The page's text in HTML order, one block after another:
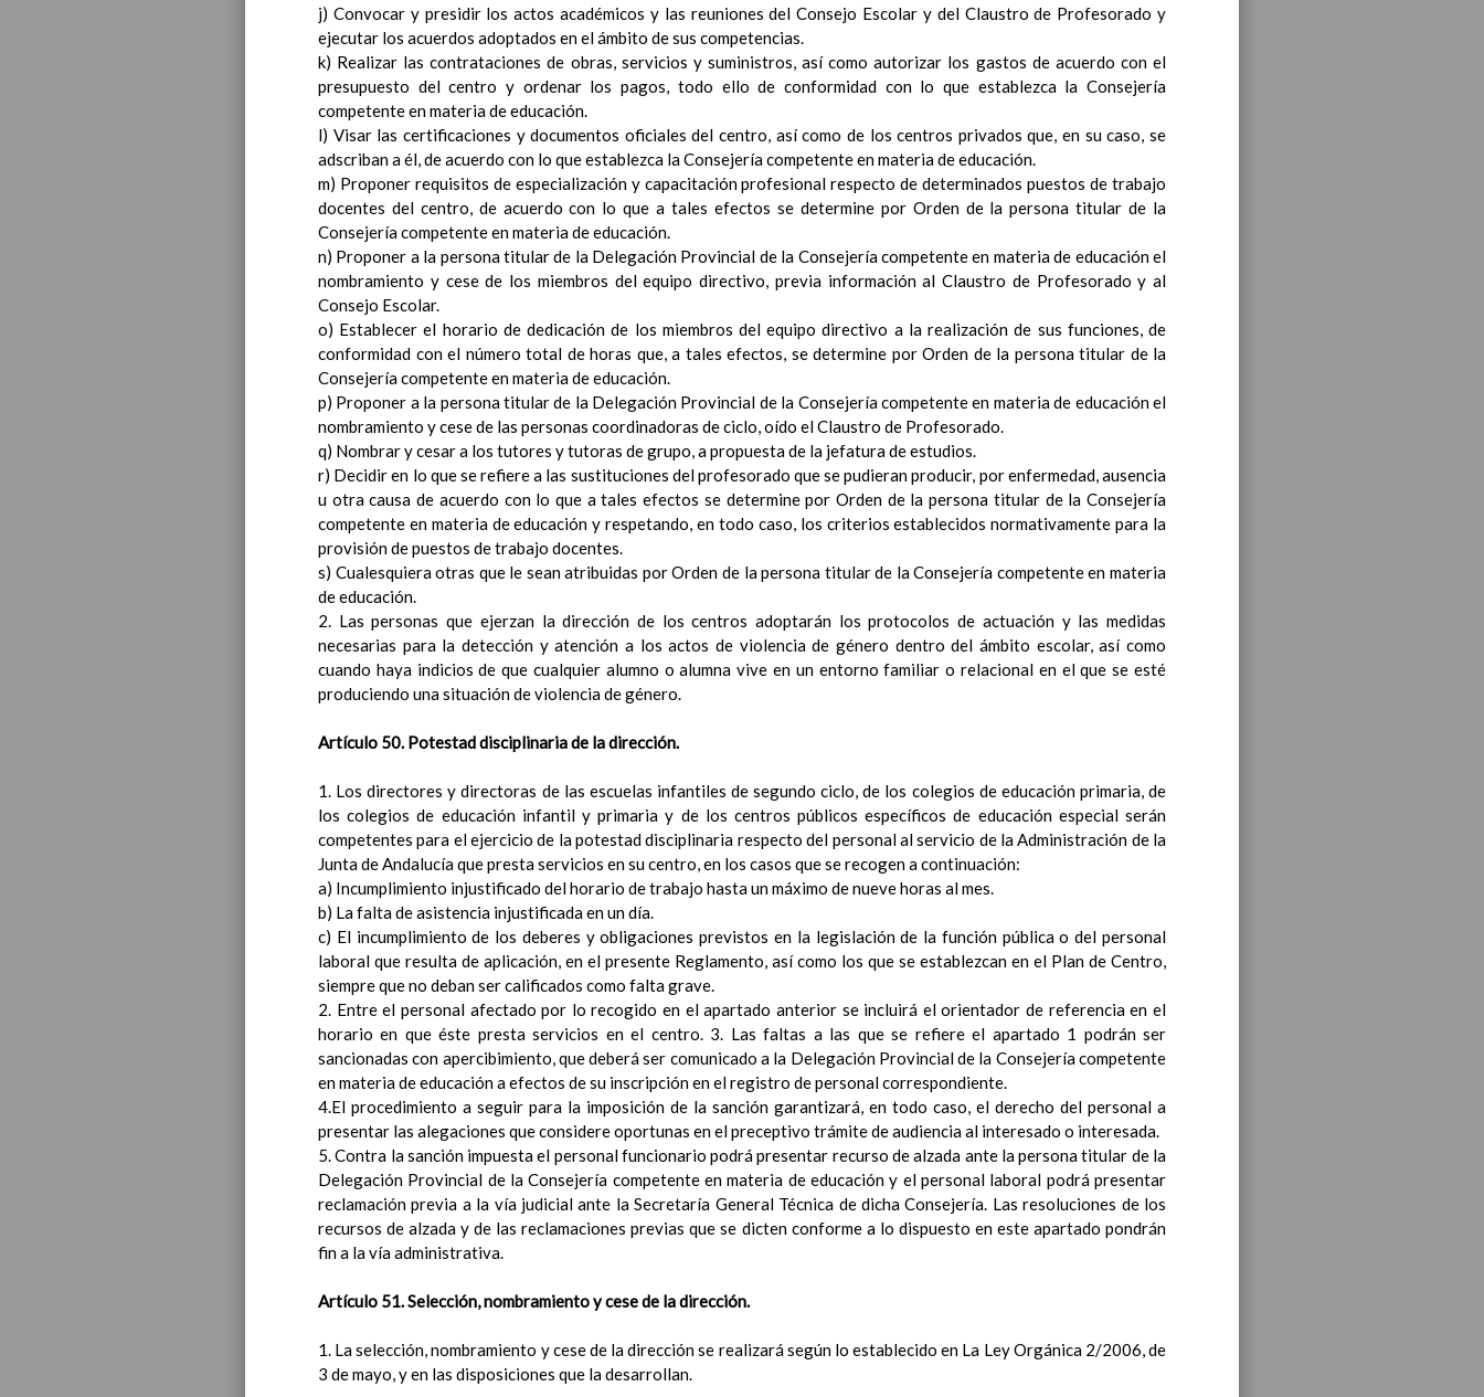
Ãrea de EducaciÃ³n ArtÃ­stica
Objetivos del Ã¡rea
ContribuciÃ³n del Ã¡rea a las competencias clave
ConcreciÃ³n curricular para la etapa. Perfiles de Ã¡rea y de competencias
En
revisiÃ³n
Ãrea de EducaciÃ³n para la CiudadanÃ­a y los Derechos Humanos
Objetivos del Ã¡rea
ContribuciÃ³n del Ã¡rea a las competencias clave
ConcreciÃ³n curricular para la etapa. Perfiles de Ã¡rea y de competencias
En
revisiÃ³n
Ãrea de Cultura y PrÃ¡ctica Digital Elab/10/06/2016
Objetivos del Ã¡rea Elab/10/06/2016
ConcreciÃ³n curricular para la etapa. Perfiles de Ã¡rea y de competencias
En
revisiÃ³n
Ãrea de Valores Sociales y CÃ­vicos
Objetivos del Ã¡rea
ContribuciÃ³n del Ã¡rea a las competencias clave
ConcreciÃ³n curricular para la etapa. Perfiles de Ã¡rea y de competencias
revisiÃ³n
Ãrea de ReligiÃ³n CatÃ³lica
Objetivos del Ã¡rea
ContribuciÃ³n del Ã¡rea a las competencias clave
ConcreciÃ³n curricular para la etapa. Perfiles de Ã¡rea y de competencias
Objetivos del Ã¡rea En revisiÃ³n
ContribuciÃ³n del Ã¡rea a las competencias clave En revisiÃ³n
ConcreciÃ³n curricular para la etapa. Perfiles de Ã¡rea y de competencias
En
revisiÃ³n
MetodologÃ­a
MetodologÃ­a especÃ­fica de cada Ã¡rea a seguir
Lengua Castellana y Literatura
MatemÃ¡ticas
Lengua Extranjera: InglÃ©s
Ciencias de la Naturaleza
Ciencias Sociales
EducaciÃ³n FÃ­sica
EducaciÃ³n ArtÃ­stica
EducaciÃ³n para la CiudadanÃ­a y los Derechos Humanos.
Cultura y PrÃ¡ctica Digital
Valores Sociales y CÃ­vicos
Ãrea de ReligiÃ³n CatÃ³lica
Lengua Extranjera (FrancÃ©s)
En revisiÃ³n
Acuerdos especÃ­ficos referidos a metodologÃ­a en nuestro Centro
Papel de los deberes
Tipos de agrupamientos
Sobre los espacios: aula, salidas, otrosâ€¦
DistribuciÃ³n del tiempo escolar
Ãšltima actualizaciÃ³n C.E. 21/22
Actividades extraescolares y complementarias Ãšltima actualizaciÃ³n 13 / Sep / 2019
Criterios para la elaboraciÃ³n de las Programaciones DidÃ¡cticas y las Propuestas PedagÃ³gicas
Aspectos generales de la evaluaciÃ³n. CarÃ¡cter de la misma
Procedimiento por el que se harÃ¡n pÃºblicos los criterios de evaluaciÃ³n comunes y los propios de
cada Ã¡rea
j) Convocar y presidir los actos académicos y las reuniones del Consejo Escolar y del Claustro de Profesorado y
ejecutar los acuerdos adoptados en el ámbito de sus competencias.
k) Realizar las contrataciones de obras, servicios y suministros, así como autorizar los gastos de acuerdo con el
presupuesto del centro y ordenar los pagos, todo ello de conformidad con lo que establezca la Consejería
competente en materia de educación.
l) Visar las certificaciones y documentos oficiales del centro, así como de los centros privados que, en su caso, se
adscriban a él, de acuerdo con lo que establezca la Consejería competente en materia de educación.
m) Proponer requisitos de especialización y capacitación profesional respecto de determinados puestos de trabajo
docentes del centro, de acuerdo con lo que a tales efectos se determine por Orden de la persona titular de la
Consejería competente en materia de educación.
n) Proponer a la persona titular de la Delegación Provincial de la Consejería competente en materia de educación el
nombramiento y cese de los miembros del equipo directivo, previa información al Claustro de Profesorado y al
Consejo Escolar.
o) Establecer el horario de dedicación de los miembros del equipo directivo a la realización de sus funciones, de
conformidad con el número total de horas que, a tales efectos, se determine por Orden de la persona titular de la
Consejería competente en materia de educación.
p) Proponer a la persona titular de la Delegación Provincial de la Consejería competente en materia de educación el
nombramiento y cese de las personas coordinadoras de ciclo, oído el Claustro de Profesorado.
q) Nombrar y cesar a los tutores y tutoras de grupo, a propuesta de la jefatura de estudios.
r) Decidir en lo que se refiere a las sustituciones del profesorado que se pudieran producir, por enfermedad, ausencia
u otra causa de acuerdo con lo que a tales efectos se determine por Orden de la persona titular de la Consejería
competente en materia de educación y respetando, en todo caso, los criterios establecidos normativamente para la
provisión de puestos de trabajo docentes.
s) Cualesquiera otras que le sean atribuidas por Orden de la persona titular de la Consejería competente en materia
de educación.
2. Las personas que ejerzan la dirección de los centros adoptarán los protocolos de actuación y las medidas
necesarias para la detección y atención a los actos de violencia de género dentro del ámbito escolar, así como
cuando haya indicios de que cualquier alumno o alumna vive en un entorno familiar o relacional en el que se esté
produciendo una situación de violencia de género.
Artículo 50. Potestad disciplinaria de la dirección.
1. Los directores y directoras de las escuelas infantiles de segundo ciclo, de los colegios de educación primaria, de
los colegios de educación infantil y primaria y de los centros públicos específicos de educación especial serán
competentes para el ejercicio de la potestad disciplinaria respecto del personal al servicio de la Administración de la
Junta de Andalucía que presta servicios en su centro, en los casos que se recogen a continuación:
a) Incumplimiento injustificado del horario de trabajo hasta un máximo de nueve horas al mes.
b) La falta de asistencia injustificada en un día.
c) El incumplimiento de los deberes y obligaciones previstos en la legislación de la función pública o del personal
laboral que resulta de aplicación, en el presente Reglamento, así como los que se establezcan en el Plan de Centro,
siempre que no deban ser calificados como falta grave.
2. Entre el personal afectado por lo recogido en el apartado anterior se incluirá el orientador de referencia en el
horario en que éste presta servicios en el centro. 3. Las faltas a las que se refiere el apartado 1 podrán ser
sancionadas con apercibimiento, que deberá ser comunicado a la Delegación Provincial de la Consejería competente
en materia de educación a efectos de su inscripción en el registro de personal correspondiente.
4.El procedimiento a seguir para la imposición de la sanción garantizará, en todo caso, el derecho del personal a
presentar las alegaciones que considere oportunas en el preceptivo trámite de audiencia al interesado o interesada.
5. Contra la sanción impuesta el personal funcionario podrá presentar recurso de alzada ante la persona titular de la
Delegación Provincial de la Consejería competente en materia de educación y el personal laboral podrá presentar
reclamación previa a la vía judicial ante la Secretaría General Técnica de dicha Consejería. Las resoluciones de los
recursos de alzada y de las reclamaciones previas que se dicten conforme a lo dispuesto en este apartado pondrán
fin a la vía administrativa.
Artículo 51. Selección, nombramiento y cese de la dirección.
1. La selección, nombramiento y cese de la dirección se realizará según lo establecido en La Ley Orgánica 2/2006, de
3 de mayo, y en las disposiciones que la desarrollan.